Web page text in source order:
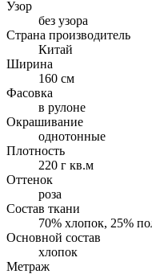
Узор
без узора
Страна производитель
Китай
Ширина
160 см
Фасовка
в рулоне
Окрашивание
однотонные
Плотность
220 г кв.м
Оттенок
роза
Состав ткани
70% хлопок, 25%
Основной состав
хлопок
Метраж